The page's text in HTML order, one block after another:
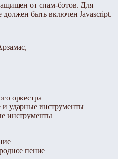
от спам-ботов. Для
должен быть включен Javascript.
оркестра
и ударные инструменты
инструменты
пение